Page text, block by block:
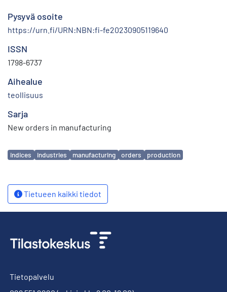
Pysyvä osoite
https://urn.fi/URN:NBN:fi-fe20230905119640
ISSN
1798-6737
Aihealue
teollisuus
Sarja
New orders in manufacturing
Avainsanat
indices industries manufacturing orders production
Tietueen kaikki tiedot
Tietopalvelu